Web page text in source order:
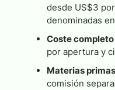
desde US$3
denominadas
Coste completo
por apertura y
Materias
comisión